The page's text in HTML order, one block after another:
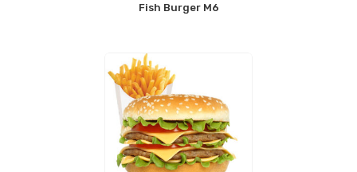
Fish Burger M6